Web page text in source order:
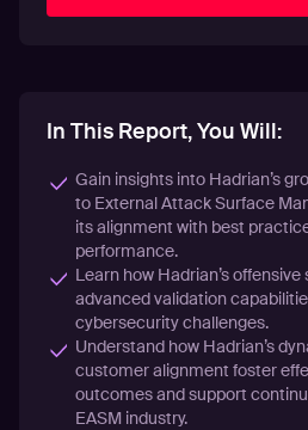
In This Report, You Will:
Gain insights into Hadrian’s
to External Attack Surface
its alignment with best
performance.
Learn how Hadrian’s
advanced validation
cybersecurity challenges.
Understand how Hadrian’s
customer alignment foster
outcomes and support
EASM industry.